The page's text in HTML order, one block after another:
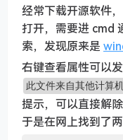
经常下载开源软件
打开，需要进 cmd
索，发现原来是
右键查看属性可以
此文件来自其他计算
提示，可以直接解
于是在网上找到了